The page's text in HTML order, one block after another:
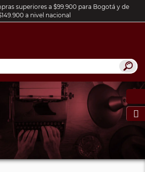
superiores a $99.900 para Bogotá y de
a nivel nacional
